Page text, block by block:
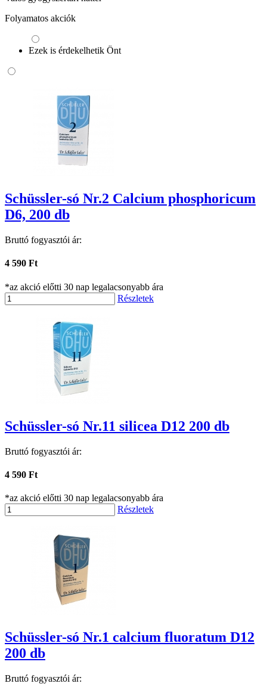
Folyamatos akciók
Ezek is érdekelhetik Önt
Schüssler-só Nr.2 Calcium phosphoricum
D6, 200 db
Bruttó fogyasztói ár:
4 590 Ft
*az akció előtti 30 nap legalacsonyabb ára
Részletek
Schüssler-só Nr.11 silicea D12 200 db
Bruttó fogyasztói ár:
4 590 Ft
*az akció előtti 30 nap legalacsonyabb ára
Részletek
Schüssler-só Nr.1 calcium fluoratum D12
200 db
Bruttó fogyasztói ár: